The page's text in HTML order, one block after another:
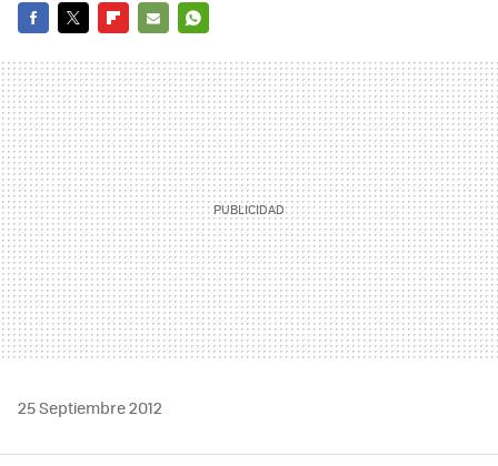
MAIL
25 Septiembre 2012